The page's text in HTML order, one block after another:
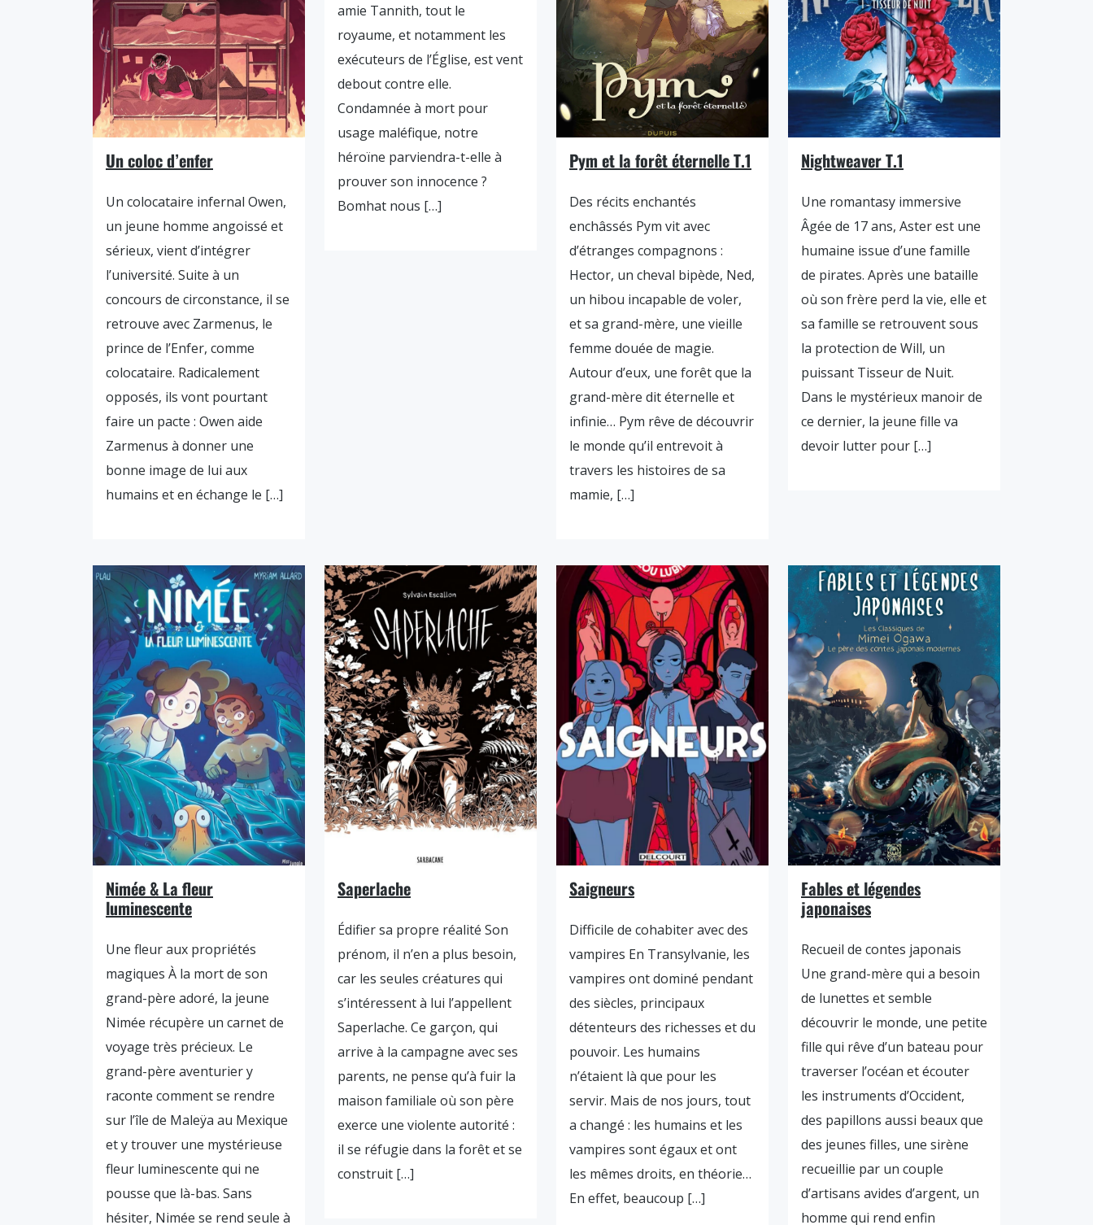
Un coloc d’enfer
Un colocataire infernal Owen,
un jeune homme angoissé et
sérieux, vient d’intégrer
l’université. Suite à un
concours de circonstance, il se
retrouve avec Zarmenus, le
prince de l’Enfer, comme
colocataire. Radicalement
opposés, ils vont pourtant
faire un pacte : Owen aide
Zarmenus à donner une
bonne image de lui aux
humains et en échange le […]
amie Tannith, tout le
royaume, et notamment les
exécuteurs de l’Église, est vent
debout contre elle.
Condamnée à mort pour
usage maléfique, notre
héroïne parviendra-t-elle à
prouver son innocence ?
Bomhat nous […]
Pym et la forêt éternelle T.1
Des récits enchantés
enchâssés Pym vit avec
d’étranges compagnons :
Hector, un cheval bipède, Ned,
un hibou incapable de voler,
et sa grand-mère, une vieille
femme douée de magie.
Autour d’eux, une forêt que la
grand-mère dit éternelle et
infinie… Pym rêve de découvrir
le monde qu’il entrevoit à
travers les histoires de sa
mamie, […]
Nightweaver T.1
Une romantasy immersive
Âgée de 17 ans, Aster est une
humaine issue d’une famille
de pirates. Après une bataille
où son frère perd la vie, elle et
sa famille se retrouvent sous
la protection de Will, un
puissant Tisseur de Nuit.
Dans le mystérieux manoir de
ce dernier, la jeune fille va
devoir lutter pour […]
Nimée & La fleur
luminescente
Une fleur aux propriétés
magiques À la mort de son
grand-père adoré, la jeune
Nimée récupère un carnet de
voyage très précieux. Le
grand-père aventurier y
raconte comment se rendre
sur l’île de Maleÿa au Mexique
et y trouver une mystérieuse
fleur luminescente qui ne
pousse que là-bas. Sans
hésiter, Nimée se rend seule à
Saperlache
Édifier sa propre réalité Son
prénom, il n’en a plus besoin,
car les seules créatures qui
s’intéressent à lui l’appellent
Saperlache. Ce garçon, qui
arrive à la campagne avec ses
parents, ne pense qu’à fuir la
maison familiale où son père
exerce une violente autorité :
il se réfugie dans la forêt et se
construit […]
Saigneurs
Difficile de cohabiter avec des
vampires En Transylvanie, les
vampires ont dominé pendant
des siècles, principaux
détenteurs des richesses et du
pouvoir. Les humains
n’étaient là que pour les
servir. Mais de nos jours, tout
a changé : les humains et les
vampires sont égaux et ont
les mêmes droits, en théorie…
En effet, beaucoup […]
Fables et légendes
japonaises
Recueil de contes japonais
Une grand-mère qui a besoin
de lunettes et semble
découvrir le monde, une petite
fille qui rêve d’un bateau pour
traverser l’océan et écouter
les instruments d’Occident,
des papillons aussi beaux que
des jeunes filles, une sirène
recueillie par un couple
d’artisans avides d’argent, un
homme qui rend enfin